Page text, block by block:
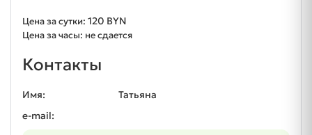
Цена за сутки: 120 BYN
Цена за часы: не сдается
Контакты
Имя:
Татьяна
e-mail: